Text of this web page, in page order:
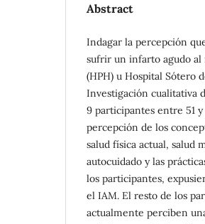
Abstract
Indagar la percepción
sufrir un infarto agudo al
(HPH) u Hospital Sótero
Investigación cualitativa
9 participantes entre 51 y
percepción de los
salud física actual, salud
autocuidado y las
los participantes,
el IAM. El resto de los
actualmente perciben